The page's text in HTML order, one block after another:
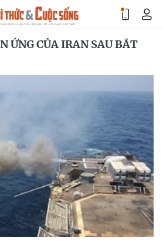
ỨNG CỦA IRAN SAU BẮT